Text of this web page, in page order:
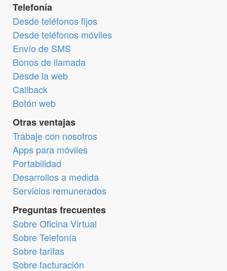
Telefonía
Desde teléfonos fijos
Desde teléfonos móviles
Envío de SMS
Bonos de llamada
Desde la web
Callback
Botón web
Otras ventajas
Trabaje con nosotros
Apps para móviles
Portabilidad
Desarrollos a medida
Servicios remunerados
Preguntas frecuentes
Sobre Oficina Virtual
Sobre Telefonía
Sobre tarifas
Sobre facturación